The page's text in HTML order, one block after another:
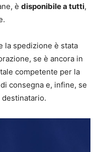
è disponibile a tutti,
la spedizione è stata
se è ancora in
competente per la
consegna e, infine, se